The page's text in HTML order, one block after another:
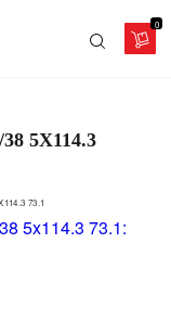
0
5X114.3
73.1